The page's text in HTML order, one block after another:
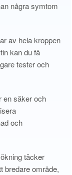
några symtom
av hela kroppen
kan du få
tester och
en säker och
och
täcker
bredare område,